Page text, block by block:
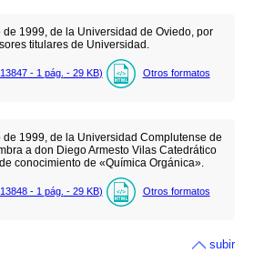
1999, de la Universidad de Oviedo, por
titulares de Universidad.
- 1 pág. - 29 KB) Otros formatos
1999, de la Universidad Complutense de
a don Diego Armesto Vilas Catedrático
conocimiento de «Química Orgánica».
- 1 pág. - 29 KB) Otros formatos
subir